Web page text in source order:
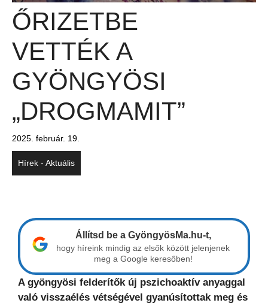
ŐRIZETBE
VETTÉK A
GYÖNGYÖSI
„DROGMAMIT”
2025. február. 19.
Hírek - Aktuális
Állítsd be a GyöngyösMa.hu-t,
hogy híreink mindig az elsők között jelenjenek
meg a Google keresőben!
A gyöngyösi felderítők új pszichoaktív anyaggal
való visszaélés vétségével gyanúsítottak meg és